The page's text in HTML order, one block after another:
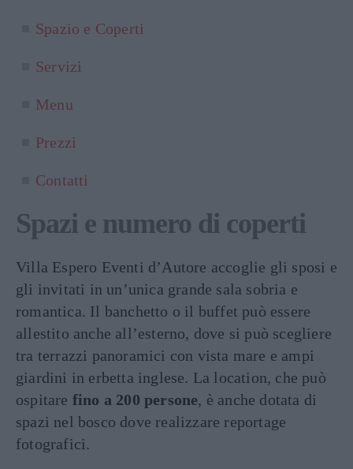
Spazio e Coperti
Servizi
Menu
Prezzi
Contatti
Spazi e numero di coperti
Villa Espero Eventi d’Autore accoglie gli sposi e
gli invitati in un’unica grande sala sobria e
romantica. Il banchetto o il buffet può essere
allestito anche all’esterno, dove si può scegliere
tra terrazzi panoramici con vista mare e ampi
giardini in erbetta inglese. La location, che può
ospitare fino a 200 persone, è anche dotata di
spazi nel bosco dove realizzare reportage
fotografici.